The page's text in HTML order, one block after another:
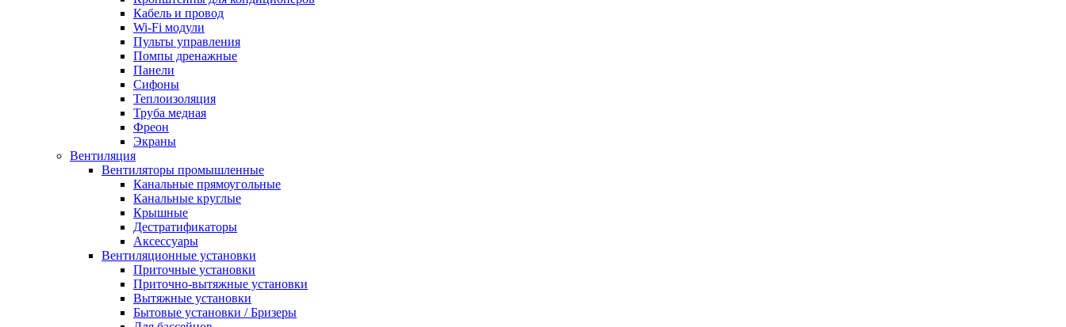
Кабель и провод
Wi-Fi модули
Пульты управления
Помпы дренажные
Панели
Сифоны
Теплоизоляция
Труба медная
Фреон
Экраны
Вентиляция
Вентиляторы промышленные
Канальные прямоугольные
Канальные круглые
Крышные
Дестратификаторы
Аксессуары
Вентиляционные установки
Приточные установки
Приточно-вытяжные установки
Вытяжные установки
Бытовые установки / Бризеры